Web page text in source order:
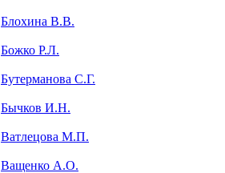
Блохина В.В.
Божко Р.Л.
Бутерманова С.Г.
Бычков И.Н.
Ватлецова М.П.
Ващенко А.О.